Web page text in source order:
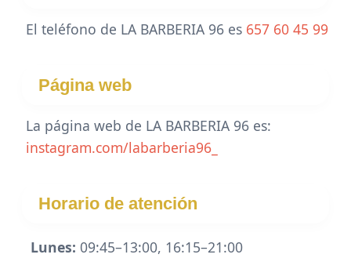
El teléfono de LA BARBERIA 96 es 657 60 45 99
Página web
La página web de LA BARBERIA 96 es:
instagram.com/labarberia96_
Horario de atención
Lunes: 09:45–13:00, 16:15–21:00